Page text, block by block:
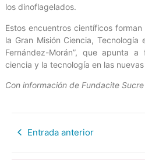
los dinoflagelados.
Estos encuentros científicos
la Gran Misión Ciencia, Tecnología
Fernández-Morán”, que apunta
ciencia y la tecnología en las
Con información de Fundacite Sucre
Entrada anterior